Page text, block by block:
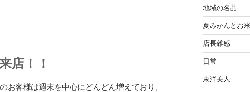
店！！
お客様は週末を中心にどんどん増えており、
地域の名品
夏みかんとお
店長雑感
日常
東洋美人